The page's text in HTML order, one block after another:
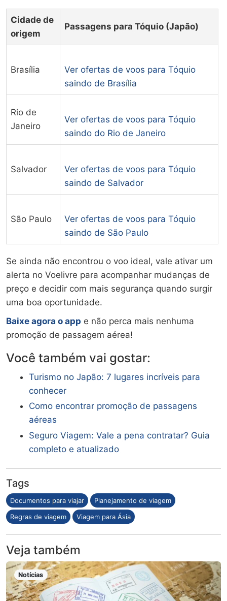
Cidade de
origem
Passagens para Tóquio (Japão)
Brasília
Ver ofertas de voos para Tóquio
saindo de Brasília
Rio de
Janeiro
Ver ofertas de voos para Tóquio
saindo do Rio de Janeiro
Salvador
Ver ofertas de voos para Tóquio
saindo de Salvador
São Paulo
Ver ofertas de voos para Tóquio
saindo de São Paulo
Se ainda não encontrou o voo ideal, vale ativar um
alerta no Voelivre para acompanhar mudanças de
preço e decidir com mais segurança quando surgir
uma boa oportunidade.
Baixe agora o app e não perca mais nenhuma
promoção de passagem aérea!
Você também vai gostar:
Turismo no Japão: 7 lugares incríveis para
conhecer
Como encontrar promoção de passagens
aéreas
Seguro Viagem: Vale a pena contratar? Guia
completo e atualizado
Tags
Documentos para viajar Planejamento de viagem
Regras de viagem Viagem para Ásia
Veja também
Notícias